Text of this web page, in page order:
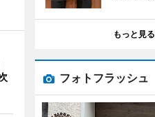
もっと見る
フォトフラッシュ